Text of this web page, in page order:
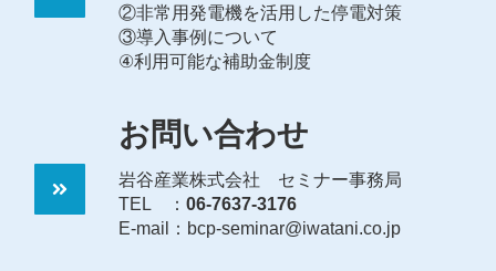
②非常用発電機を活用した停電対策
③導入事例について
④利用可能な補助金制度
お問い合わせ
岩谷産業株式会社 セミナー事務局
TEL ：06-7637-3176
E-mail：bcp-seminar@iwatani.co.jp